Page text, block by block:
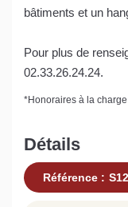
bâtiments et un
Pour plus de
02.33.26.24.24.
*Honoraires à la
Détails
Référence :